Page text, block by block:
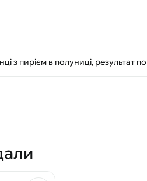
з пирієм в полуниці, результат